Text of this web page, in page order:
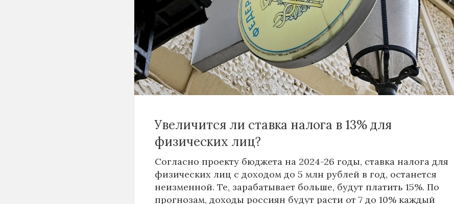
В Счетной палате рассмотрели проект российского бюджета на
2024-26 годы. В заключении отмечается, что доходы
планируется увеличить за счет налога на добычу полезных
ископаемых, НДФЛ и НДС. Есть мнение, что цены на
энергоносители будут повышаться, как и внутренний спрос на
товары и услуги. Также с 2024 года государство начнет
получать налог с доходов по вкладам,
сообщают«Известия».
Увеличится ли ставка налога в 13% для
физических лиц?
Согласно проекту бюджета на 2024-26 годы, ставка налога для
физических лиц с доходом до 5 млн рублей в год, останется
неизменной. Те, зарабатывает больше, будут платить 15%. По
прогнозам, доходы россиян будут расти от 7 до 10% каждый